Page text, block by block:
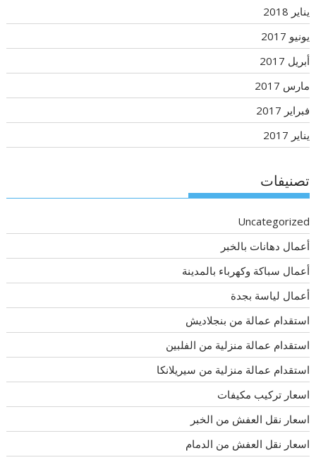
يناير 2018
يونيو 2017
أبريل 2017
مارس 2017
فبراير 2017
يناير 2017
تصنيفات
Uncategorized
أعمال دهانات بالخبر
أعمال سباكة وكهرباء بالمدينة
أعمال لياسة بجدة
استقدام عمالة من بنجلاديش
استقدام عمالة منزلية من الفلبين
استقدام عمالة منزلية من سيريلانكا
اسعار تركيب مكيفات
اسعار نقل العفش من الخبر
اسعار نقل العفش من الدمام